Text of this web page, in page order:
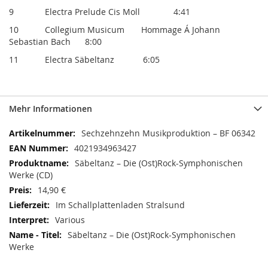
9 Electra Prelude Cis Moll 4:41
10 Collegium Musicum Hommage Á Johann
Sebastian Bach 8:00
11 Electra Säbeltanz 6:05
Mehr Informationen
Mehr
Informationen
Sechzehnzehn Musikproduktion ‎– BF 06342
4021934963427
Säbeltanz – Die (Ost)Rock-Symphonischen
Werke (CD)
14,90 €
Im Schallplattenladen Stralsund
Various
Säbeltanz – Die (Ost)Rock-Symphonischen
Werke